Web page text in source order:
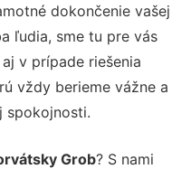
dokončenie vašej
ľudia, sme tu pre vás
v prípade riešenia
vždy berieme vážne a
spokojnosti.
Grob? S nami